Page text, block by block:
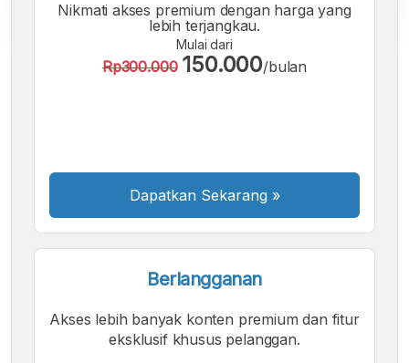
A A A
Nikmati akses premium dengan harga yang
lebih terjangkau.
Mulai dari
Rp300.000 150.000/bulan
Dapatkan Sekarang »
Berlangganan
Akses lebih banyak konten premium dan fitur
eksklusif khusus pelanggan.